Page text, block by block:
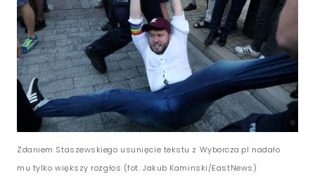
Zdaniem Staszewskiego usunięcie tekstu z Wyborcza.pl nadało
mu tylko większy rozgłos (fot. Jakub Kaminski/EastNews)